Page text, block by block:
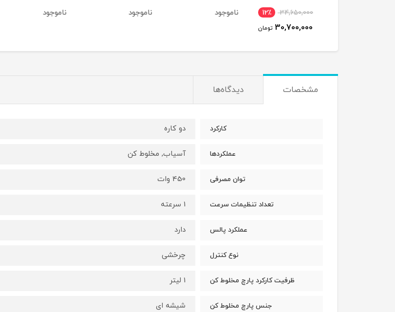
ناموجود ناموجود ناموجود ناموجود
مشخصات دیدگاه‌ها
کارکرد دو کاره
عملکردها آسیاب, مخلوط کن
توان مصرفی 450 وات
تعداد تنظیمات سرعت 1 سرعته
عملکرد پالس دارد
نوع کنترل چرخشی
ظرفیت کارکرد پارچ مخلوط کن 1 لیتر
جنس پارچ مخلوط کن شیشه ای